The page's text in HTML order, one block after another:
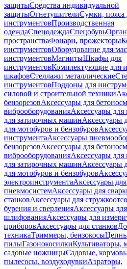
защитыСредства индивидуальной
защитыОгнетушителиСумки, пояса
инструментовПроизводственная
одеждаСпецодеждаСпецобувь
пространстваФонари, прожекторы
инструментовОборудование для
инструментовМагнитыШкафы для
инструментовКомплектующие для
шкафовСтеллажи металлические
инструментовПоддоны для
силовой и строительной техники
бензорезовАксессуары для
виброоборудованияАксессуары для
для затирочных машинАксессуары
для мотобуров и бензобуров
инструментаАксессуары
бензорезовАксессуары для
виброоборудованияАксессуары для
для затирочных машинАксессуары
для мотобуров и бензобуров
электроинструментаАксессуары
пневмосистемАксессуары для
станковАксессуары для
бурения и сверленияАксессуары
шлифованияАксессуары для
приборовАксессуары для станков
техникаТриммеры, бензокосы
пилыГазонокосилкиКультиваторы,
садовые ножницыСадовые,
пылесосы, воздуходувкиАэраторы,